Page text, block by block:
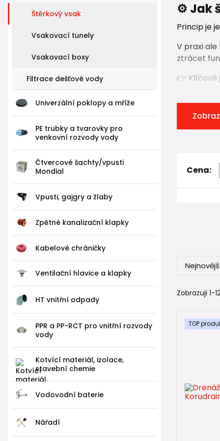
Štěrkový vsak
Vsakovací tunely
Vsakovací boxy
Filtrace dešťové vody
Univerzální poklopy a mříže
PE trubky a tvarovky pro
venkovní rozvody vody
Čtvercové šachty/vpusti
Mondial
Vpusti, gajgry a žlaby
Zpětné kanalizační klapky
Kabelové chráničky
Ventilační hlavice a klapky
HT vnitřní odpady
PPR a PP-RCT pro vnitřní rozvody
vody
Kotvící materiál, izolace,
stavební chemie
Vodovodní baterie
Nářadí
⚙️ Jak
Princip je
V praxi
ztrácet
👉 Klíčové
🚰
Dešťová
Důležité
Jedna z
prach
Cena:
Zobrazuji 1-
TOP